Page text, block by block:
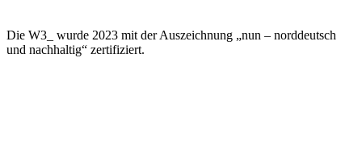
Die W3_ wurde 2023 mit der Auszeichnung „nun – norddeutsch
und nachhaltig“ zertifiziert.